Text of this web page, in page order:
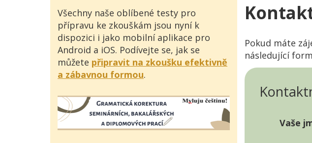
Pokud máte
následující
Vaše
Všechny naše oblíbené testy pro
přípravu ke zkouškám jsou nyní k
dispozici i jako mobilní aplikace pro
Android a iOS. Podívejte se, jak se
můžete připravit na zkoušku efektivně
a zábavnou formou.